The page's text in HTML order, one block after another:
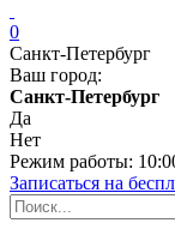
0
Санкт-Петербург
Ваш город:
Санкт-Петербург
Да
Нет
Режим работы:
Записаться на